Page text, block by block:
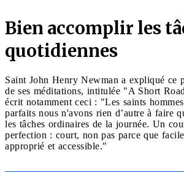
Bien accomplir les
quotidiennes
Saint John Henry Newman a expliqué ce
de ses méditations, intitulée "A Short
écrit notamment ceci : "Les saints
parfaits nous n'avons rien d’autre à faire
les tâches ordinaires de la journée. Un
perfection : court, non pas parce que
approprié et accessible."